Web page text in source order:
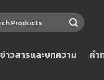
ข่าวสารและบทความ คำ